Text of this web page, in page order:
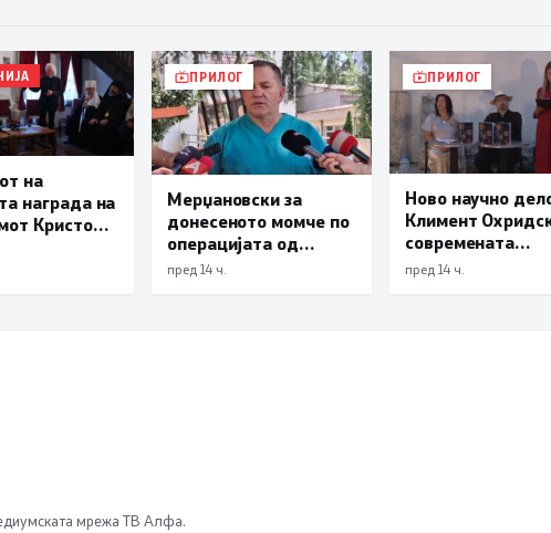
на
награда на
Кристоф
е
ПРИЛОГ
Мерџановски за
донесеното момче по
операцијата од
Турција: Почнува да
пред 14 ч.
ПРИЛОГ
Ново научно
Климент
современата
македонска
пред 14 ч.
мрежа ТВ Алфа.